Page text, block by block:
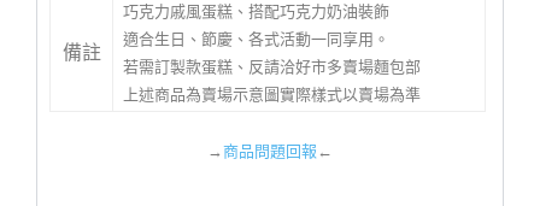
備註
巧克力戚風蛋糕、搭配巧克力奶油裝飾
適合生日、節慶、各式活動一同享用。
若需訂製款蛋糕、反請洽好市多賣場麵包部
上述商品為賣場示意圖實際樣式以賣場為準
→ 商品問題回報 ←